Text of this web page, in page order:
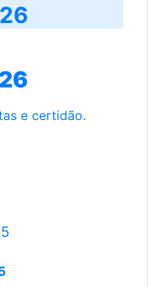
e certidão.